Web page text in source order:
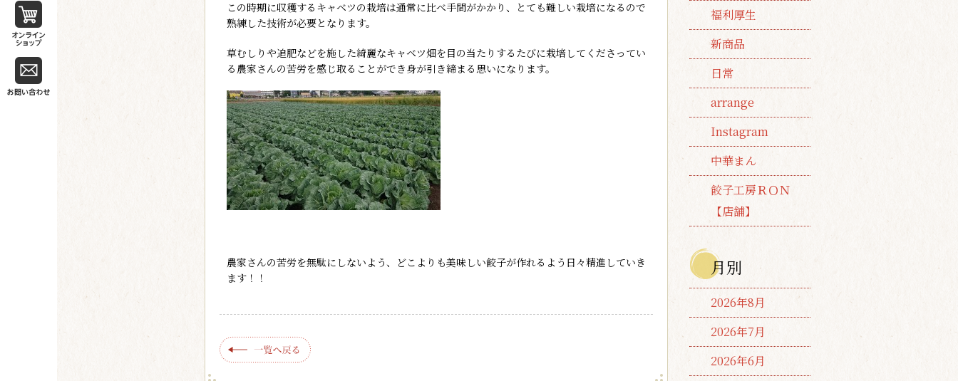
この時期に収穫するキャベツの栽培は通常に比べ手間がかかり、とても難しい栽培になるので
熟練した技術が必要となります。
草むしりや追肥などを施した綺麗なキャベツ畑を目の当たりするたびに栽培してくださってい
る農家さんの苦労を感じ取ることができ身が引き締まる思いになります。
農家さんの苦労を無駄にしないよう、どこよりも美味しい餃子が作れるよう日々精進していき
ます！！
福利厚生
新商品
日常
arrange
Instagram
中華まん
餃子工房ＲＯＮ
【店舗】
月別
2026年8月
2026年7月
2026年6月